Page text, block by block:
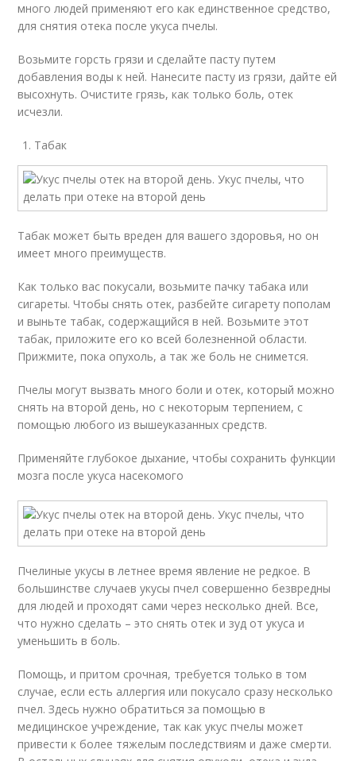
много людей применяют его как единственное средство,
для снятия отека после укуса пчелы.
Возьмите горсть грязи и сделайте пасту путем
добавления воды к ней. Нанесите пасту из грязи, дайте ей
высохнуть. Очистите грязь, как только боль, отек
исчезли.
Табак
Табак может быть вреден для вашего здоровья, но он
имеет много преимуществ.
Как только вас покусали, возьмите пачку табака или
сигареты. Чтобы снять отек, разбейте сигарету пополам
и выньте табак, содержащийся в ней. Возьмите этот
табак, приложите его ко всей болезненной области.
Прижмите, пока опухоль, а так же боль не снимется.
Пчелы могут вызвать много боли и отек, который можно
снять на второй день, но с некоторым терпением, с
помощью любого из вышеуказанных средств.
Применяйте глубокое дыхание, чтобы сохранить функции
мозга после укуса насекомого
Пчелиные укусы в летнее время явление не редкое. В
большинстве случаев укусы пчел совершенно безвредны
для людей и проходят сами через несколько дней. Все,
что нужно сделать – это снять отек и зуд от укуса и
уменьшить в боль.
Помощь, и притом срочная, требуется только в том
случае, если есть аллергия или покусало сразу несколько
пчел. Здесь нужно обратиться за помощью в
медицинское учреждение, так как укус пчелы может
привести к более тяжелым последствиям и даже смерти.